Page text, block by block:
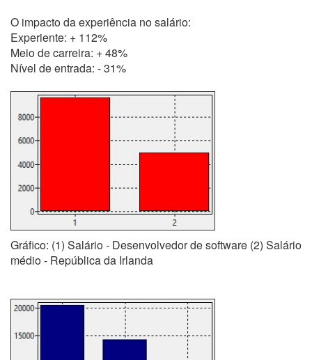
O impacto da experiência no salário:
Experiente: + 112%
Meio de carreira: + 48%
Nível de entrada: - 31%
Gráfico: (1) Salário - Desenvolvedor de software (2) Salário
médio - República da Irlanda